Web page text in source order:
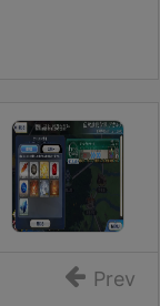
Prev